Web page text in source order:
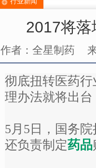
2017将
作者：全星制药
彻底扭转医药
理办法就将出台
5月5日，国务
还负责制定药品